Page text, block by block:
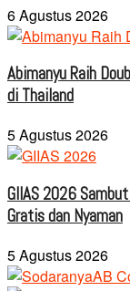
6 Agustus 2026
Abimanyu Raih
di Thailand
5 Agustus 2026
GIIAS 2026
Gratis dan Nyaman
5 Agustus 2026